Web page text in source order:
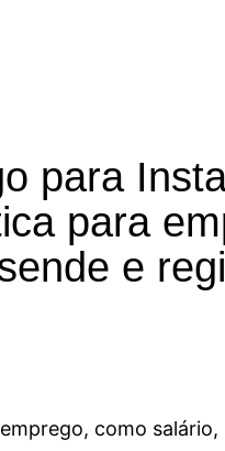
para
para
e
como